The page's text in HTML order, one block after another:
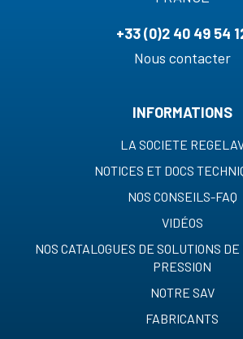
+33 (0)2 40 49 54
Nous contacter
INFORMATIONS
LA SOCIETE
NOTICES ET DOCS
NOS CONSEILS-FAQ
VIDÉOS
NOS CATALOGUES DE SOLUTIONS
PRESSION
NOTRE SAV
FABRICANTS